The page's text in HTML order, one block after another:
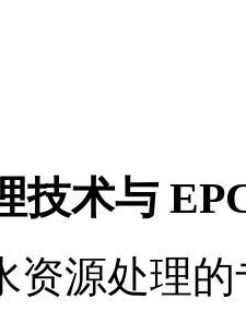
技术与
源处理的